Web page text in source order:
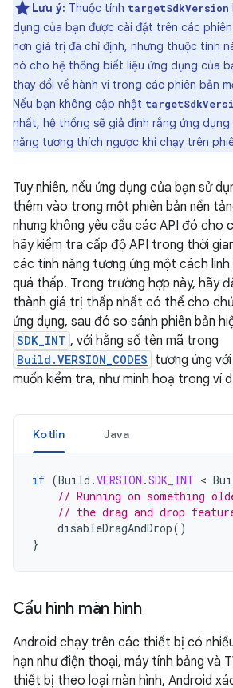
Lưu ý: Thuộc tính targetSdkVersion
dụng của bạn được cài đặt trên các
hơn giá trị đã chỉ định, nhưng thuộc tính
nó cho hệ thống biết liệu ứng dụng của
thay đổi về hành vi trong các phiên bản
Nếu bạn không cập nhật
nhất, hệ thống sẽ giả định rằng ứng dụng
năng tương thích ngược khi chạy trên
Tuy nhiên, nếu ứng dụng của bạn sử
thêm vào trong một phiên bản nền
nhưng không yêu cầu các API đó cho
hãy kiểm tra cấp độ API trong thời
các tính năng tương ứng một cách
quá thấp. Trong trường hợp này, hãy
thành giá trị thấp nhất có thể cho
ứng dụng, sau đó so sánh phiên bản
SDK_INT , với hằng số tên mã trong
Build.VERSION_CODES tương ứng
muốn kiểm tra, như minh hoạ trong ví
Kotlin Java
if (Build .VERSION .SDK_INT <
// Running on something
// the drag and drop
disableDragAndDrop()
}
Cấu hình màn hình
Android chạy trên các thiết bị có
hạn như điện thoại, máy tính bảng và
thiết bị theo loại màn hình, Android